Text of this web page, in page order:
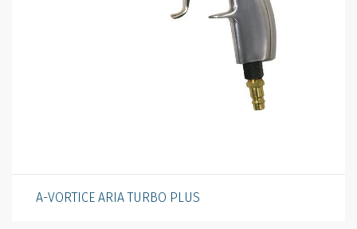
A-VORTICE ARIA TURBO PLUS